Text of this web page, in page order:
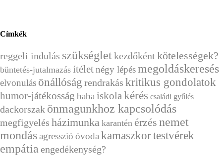
Címkék
reggeli indulás szükségletkezdőkéntkötelességek?
büntetés-jutalmazás ítéletnégy lépésmegoldáskeresés
elvonulás önállóság rendrakás kritikus gondolatok
humor-játékosság babaiskolakérés családi gyűlés
dackorszak önmagunkhoz kapcsolódás
megfigyelés házimunka karantén érzés nemet
mondásagresszió óvodakamaszkortestvérek
empátia engedékenység?